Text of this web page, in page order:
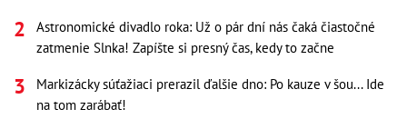
Astronomické divadlo roka: Už o pár dní nás čaká čiastočné
zatmenie Slnka! Zapíšte si presný čas, kedy to začne
Markizácky súťažiaci prerazil ďalšie dno: Po kauze v šou... Ide
na tom zarábať!